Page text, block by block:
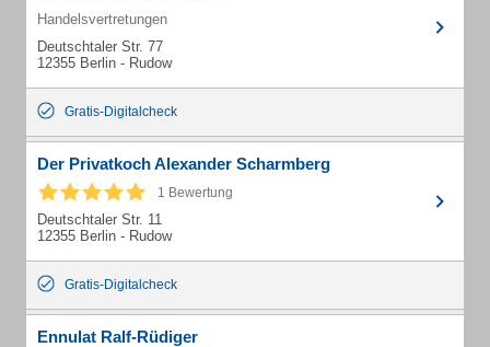
Handelsvertretungen
Deutschtaler Str. 77
12355 Berlin - Rudow
Gratis-Digitalcheck
Der Privatkoch Alexander Scharmberg
1 Bewertung
Deutschtaler Str. 11
12355 Berlin - Rudow
Gratis-Digitalcheck
Ennulat Ralf-Rüdiger